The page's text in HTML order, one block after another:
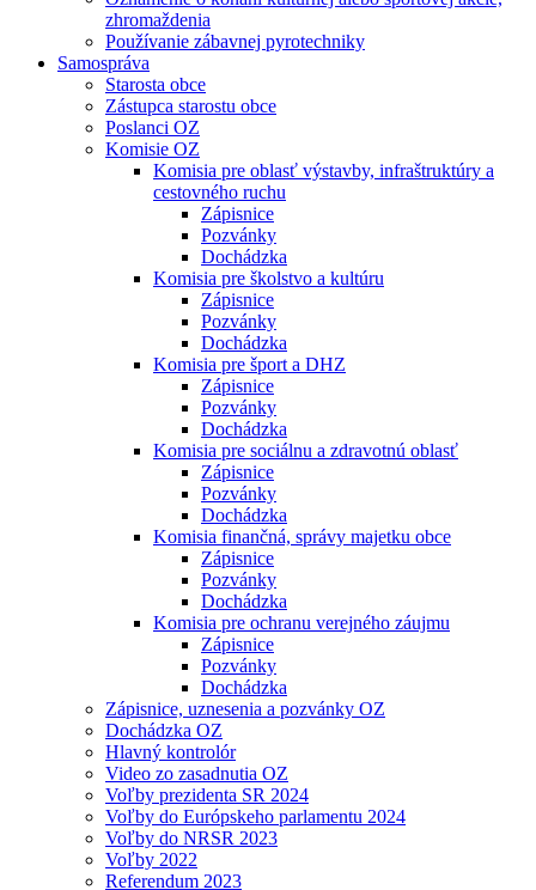
zhromaždenia
Používanie zábavnej pyrotechniky
Samospráva
Starosta obce
Zástupca starostu obce
Poslanci OZ
Komisie OZ
Komisia pre oblasť výstavby, infraštruktúry a
cestovného ruchu
Zápisnice
Pozvánky
Dochádzka
Komisia pre školstvo a kultúru
Zápisnice
Pozvánky
Dochádzka
Komisia pre šport a DHZ
Zápisnice
Pozvánky
Dochádzka
Komisia pre sociálnu a zdravotnú oblasť
Zápisnice
Pozvánky
Dochádzka
Komisia finančná, správy majetku obce
Zápisnice
Pozvánky
Dochádzka
Komisia pre ochranu verejného záujmu
Zápisnice
Pozvánky
Dochádzka
Zápisnice, uznesenia a pozvánky OZ
Dochádzka OZ
Hlavný kontrolór
Video zo zasadnutia OZ
Voľby prezidenta SR 2024
Voľby do Európskeho parlamentu 2024
Voľby do NRSR 2023
Voľby 2022
Referendum 2023